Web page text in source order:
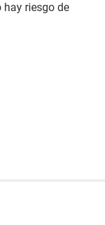
riesgo de